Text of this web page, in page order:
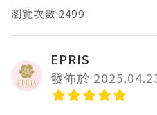
瀏覽次數:2499
EPRIS
發佈於